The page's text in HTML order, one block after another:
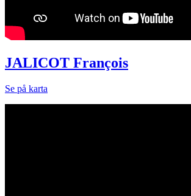
JALICOT François
Se på karta